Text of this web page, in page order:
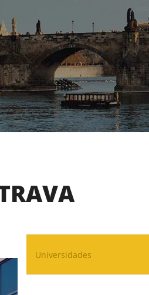
Universidades